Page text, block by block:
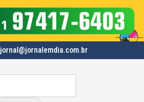
jornal@jornalemdia.com.br